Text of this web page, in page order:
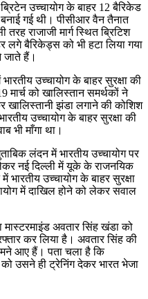
उच्चायोग के बाहर 12 बैरिकेड
गई थी। पीसीआर वैन तैनात
राजाजी मार्ग स्थित ब्रिटिश
बैरिकेड्स को भी हटा लिया गया
जाते हैं।
भारतीय उच्चायोग के बाहर सुरक्षा की
मार्च को खालिस्तान समर्थकों ने
खालिस्तानी झंडा लगाने की कोशिश
उच्चायोग के बाहर सुरक्षा की
भी माँगा था।
लंदन में भारतीय उच्चायोग पर
नई दिल्ली में यूके के राजनयिक
उच्चायोग के बाहर सुरक्षा
में दाखिल होने को लेकर सवाल
अवतार सिंह खंडा को
कर लिया है। अवतार सिंह की
आए हैं। पता चला है कि
उसने ही ट्रेनिंग देकर भारत भेजा